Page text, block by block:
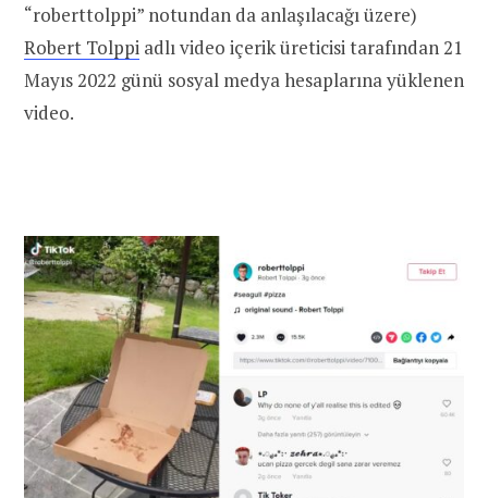
“roberttolppi” notundan da anlaşılacağı üzere)
Robert Tolppi adlı video içerik üreticisi tarafından 21
Mayıs 2022 günü sosyal medya hesaplarına yüklenen
video.